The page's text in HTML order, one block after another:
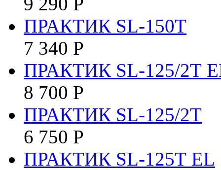
ПРАКТИК SL-150Т
7 340 Р
ПРАКТИК SL-125/2Т
8 700 Р
ПРАКТИК SL-125/2Т
6 750 Р
ПРАКТИК SL-125Т EL